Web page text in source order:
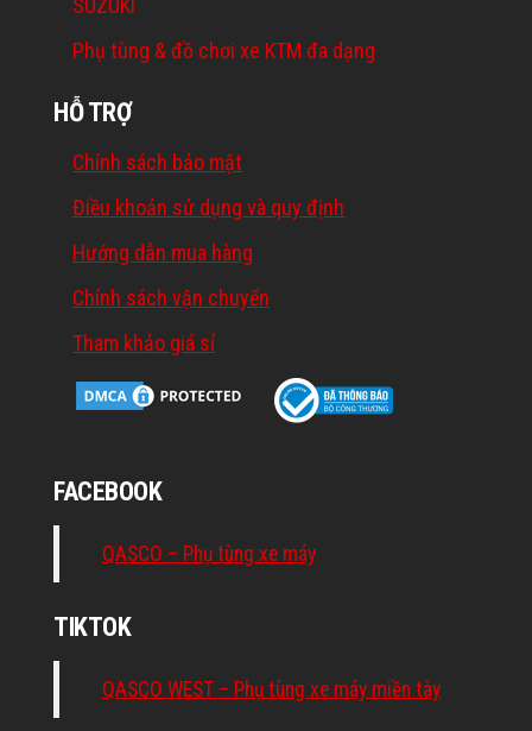
SUZUKI
Phụ tùng & đồ chơi xe KTM đa dạng
HỖ TRỢ
Chính sách bảo mật
Điều khoản sử dụng và quy định
Hướng dẫn mua hàng
Chính sách vận chuyển
Tham khảo giá sỉ
FACEBOOK
QASCO – Phụ tùng xe máy
TIKTOK
QASCO WEST – Phụ tùng xe máy miền tây